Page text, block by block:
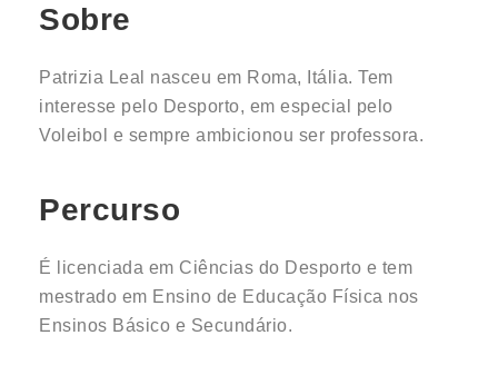
Sobre
Patrizia Leal nasceu em Roma, Itália. Tem
interesse pelo Desporto, em especial pelo
Voleibol e sempre ambicionou ser professora.
Percurso
É licenciada em Ciências do Desporto e tem
mestrado em Ensino de Educação Física nos
Ensinos Básico e Secundário.